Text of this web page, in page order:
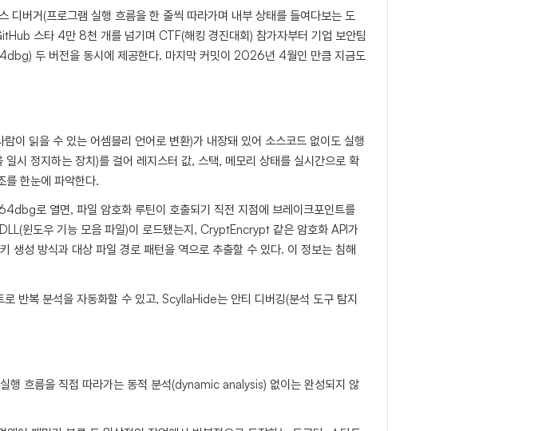
버거(프로그램 실행 흐름을 한 줄씩 따라가며 내부 상태를 들여다보는 도
스타 4만 8천 개를 넘기며 CTF(해킹 경진대회) 참가자부터 기업 보안팀
두 버전을 동시에 제공한다. 마지막 커밋이 2026년 4월인 만큼 지금도
이 읽을 수 있는 어셈블리 언어로 변환)가 내장돼 있어 소스코드 없이도 실행
시 정지하는 장치)를 걸어 레지스터 값, 스택, 메모리 상태를 실시간으로 확
를 한눈에 파악한다.
로 열면, 파일 암호화 루틴이 호출되기 직전 지점에 브레이크포인트를
윈도우 기능 모음 파일)이 로드됐는지, CryptEncrypt 같은 암호화 API가
생성 방식과 대상 파일 경로 패턴을 역으로 추출할 수 있다. 이 정보는 침해
반복 분석을 자동화할 수 있고, ScyllaHide는 안티 디버깅(분석 도구 탐지
행 흐름을 직접 따라가는 동적 분석(dynamic analysis) 없이는 완성되지 않